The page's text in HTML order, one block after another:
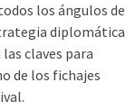
los ángulos de
diplomática
claves para
de los fichajes